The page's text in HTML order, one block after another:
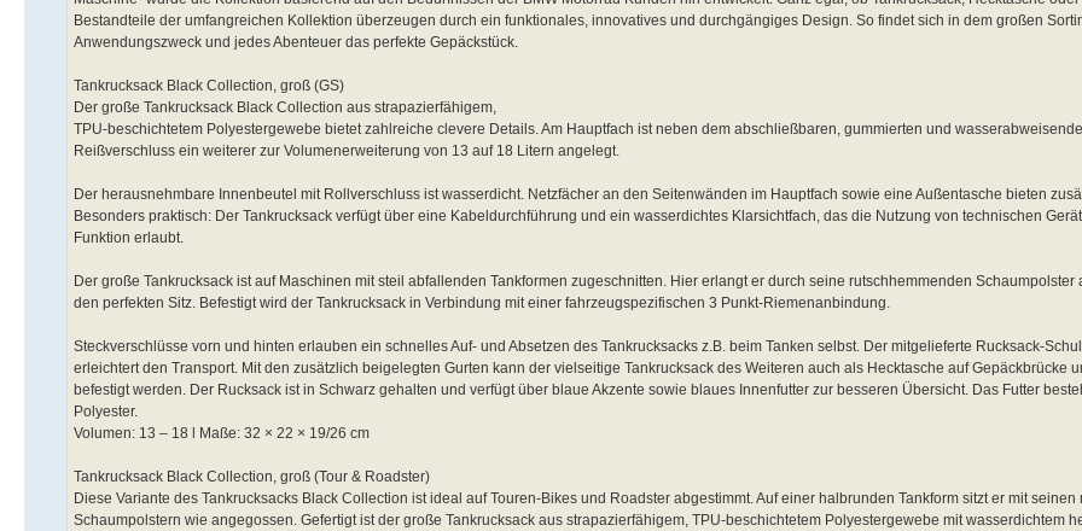
Bestandteile der umfangreichen Kollektion überzeugen durch ein funktionales, innovatives und durchgängiges Design. So findet sich in dem großen
Anwendungszweck und jedes Abenteuer das perfekte Gepäckstück.
Tankrucksack Black Collection, groß (GS)
Der große Tankrucksack Black Collection aus strapazierfähigem,
TPU-beschichtetem Polyestergewebe bietet zahlreiche clevere Details. Am Hauptfach ist neben dem abschließbaren, gummierten und
Reißverschluss ein weiterer zur Volumenerweiterung von 13 auf 18 Litern angelegt.
Der herausnehmbare Innenbeutel mit Rollverschluss ist wasserdicht. Netzfächer an den Seitenwänden im Hauptfach sowie eine Außentasche bieten
Besonders praktisch: Der Tankrucksack verfügt über eine Kabeldurchführung und ein wasserdichtes Klarsichtfach, das die Nutzung von technischen
Funktion erlaubt.
Der große Tankrucksack ist auf Maschinen mit steil abfallenden Tankformen zugeschnitten. Hier erlangt er durch seine rutschhemmenden Schaumpolster
den perfekten Sitz. Befestigt wird der Tankrucksack in Verbindung mit einer fahrzeugspezifischen 3 Punkt-Riemenanbindung.
Steckverschlüsse vorn und hinten erlauben ein schnelles Auf- und Absetzen des Tankrucksacks z.B. beim Tanken selbst. Der mitgelieferte Rucksack-
erleichtert den Transport. Mit den zusätzlich beigelegten Gurten kann der vielseitige Tankrucksack des Weiteren auch als Hecktasche auf Gepäckbrücke
befestigt werden. Der Rucksack ist in Schwarz gehalten und verfügt über blaue Akzente sowie blaues Innenfutter zur besseren Übersicht. Das Futter
Polyester.
Volumen: 13 – 18 l Maße: 32 × 22 × 19/26 cm
Tankrucksack Black Collection, groß (Tour & Roadster)
Diese Variante des Tankrucksacks Black Collection ist ideal auf Touren-Bikes und Roadster abgestimmt. Auf einer halbrunden Tankform sitzt er mit seinen
Schaumpolstern wie angegossen. Gefertigt ist der große Tankrucksack aus strapazierfähigem, TPU-beschichtetem Polyestergewebe mit wasserdichtem